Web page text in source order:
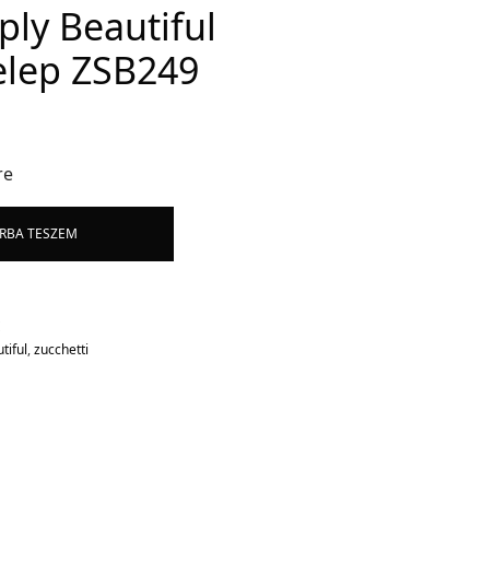
Beautiful
ZSB249
TESZEM
,zucchetti